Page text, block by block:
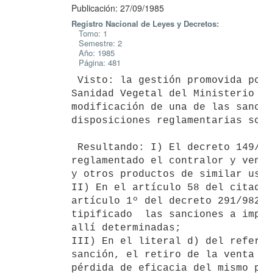
Publicación: 27/09/1985
Registro Nacional de Leyes y Decretos:
Tomo: 1
Semestre: 2
Año: 1985
Página: 481
Sanidad Vegetal del
modificación de una de las
disposiciones reglamentarias
reglamentado el contralor y
y otros productos de similar
II) En el artículo 58 del
artículo 1º del decreto 291/
tipificado  las sanciones a
allí determinadas;
III) En el literal d) del
sanción, el retiro de la venta
pérdida de eficacia del mismo